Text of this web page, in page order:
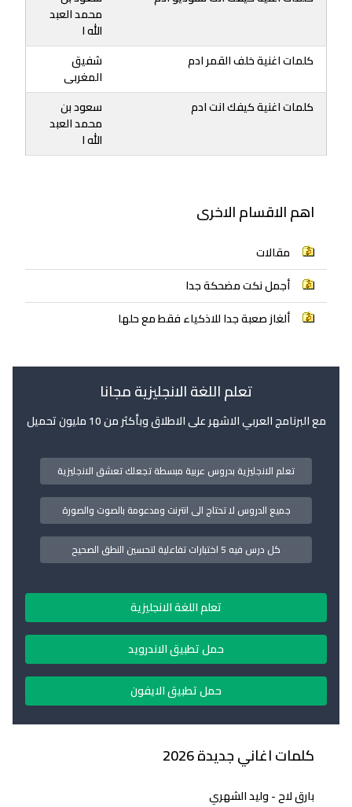
محمد العبد
الله ا
كلمات اغنية خلف القمر ادم
شفيق
المغربى
كلمات اغنية كيفك انت ادم
سعود بن
محمد العبد
الله ا
اهم الاقسام الاخرى
مقالات
أجمل نكت مضحكة جدا
ألغاز صعبة جدا للاذكياء فقط مع حلها
تعلم اللغة الانجليزية مجانا
مع البرنامج العربي الاشهر على الاطلاق وبأكثر من 10 مليون تحميل
تعلم الانجليزية بدروس عربية مبسطة تجعلك تعشق الانجليزية
جميع الدروس لا تحتاج الى انترنت ومدعومة بالصوت والصورة
كل درس فيه 5 اختبارات تفاعلية لتحسين النطق الصحيح
تعلم اللغة الانجليزية
حمل تطبيق الاندرويد
حمل تطبيق الايفون
كلمات اغاني جديدة 2026
بارق لاح - وليد الشهري